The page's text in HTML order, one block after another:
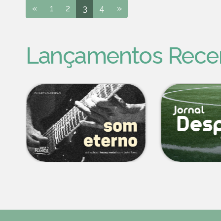
« 1 2 3 4 »
Lançamentos